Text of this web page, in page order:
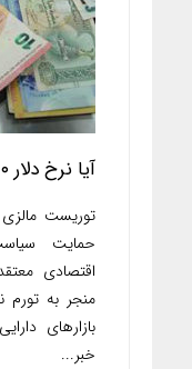
آیا نرخ دلار ۴۲۰۰ پایدارخواهد ماند؟
حمایت
اقتصادی
منجر به تورم
بازارهای
خبر...